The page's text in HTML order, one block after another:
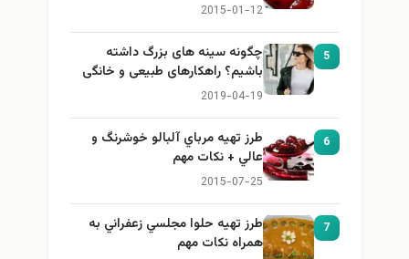
2015-01-12
5
چگونه سینه های بزرگ داشته
باشیم؟ راهکارهای طبیعی و خانگی
برای بزرگ کردن سینه
2019-04-19
6
طرز تهيه مرباي آلبالو خوشرنگ و
عالي + نكات مهم
2015-07-25
7
طرز تهيه حلوا مجلسي زعفراني به
همراه نكات مهم